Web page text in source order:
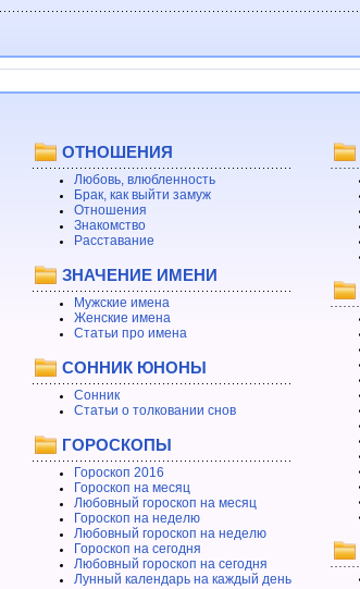
ОТНОШЕНИЯ
Любовь, влюбленность
Брак, как выйти замуж
Отношения
Знакомство
Расставание
ЗНАЧЕНИЕ ИМЕНИ
Мужские имена
Женские имена
Статьи про имена
СОННИК ЮНОНЫ
Сонник
Статьи о толковании снов
ГОРОСКОПЫ
Гороскоп 2016
Гороскоп на месяц
Любовный гороскоп на месяц
Гороскоп на неделю
Любовный гороскоп на неделю
Гороскоп на сегодня
Любовный гороскоп на сегодня
Лунный календарь на каждый день